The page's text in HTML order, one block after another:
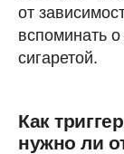
от
вспоминать
сигаретой.
Как
нужно ли